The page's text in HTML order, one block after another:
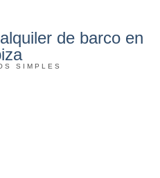
de barco en
SIMPLES